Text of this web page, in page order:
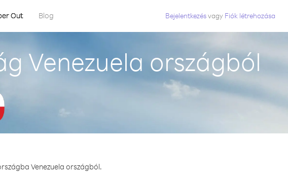
Out Blog Bejelentkezésvagy Fiók létrehozása
Venezuela országból
Venezuela országból.